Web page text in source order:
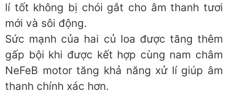
lí tốt không bị chói gắt cho âm thanh tươi
mới và sôi động.
Sức mạnh của hai củ loa được tăng thêm
gấp bội khi được kết hợp cùng nam châm
NeFeB motor tăng khả năng xử lí giúp âm
thanh chính xác hơn.